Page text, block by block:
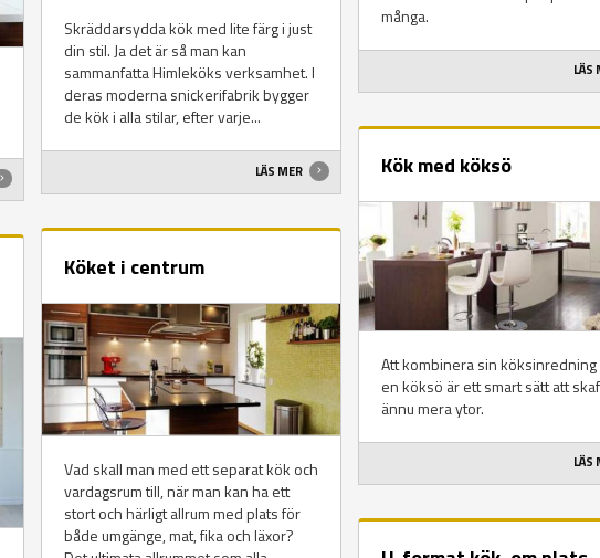
Skräddarsydda kök med lite färg i just
din stil. Ja det är så man kan
sammanfatta Himleköks verksamhet. I
deras moderna snickerifabrik bygger
de kök i alla stilar, efter varje...
LÄS MER
Köket i centrum
Vad skall man med ett separat kök och
vardagsrum till, när man kan ha ett
stort och härligt allrum med plats för
både umgänge, mat, fika och läxor?
många.
LÄS
Kök med köksö
Att kombinera sin
en köksö är ett smart sätt att
ännu mera ytor.
LÄS